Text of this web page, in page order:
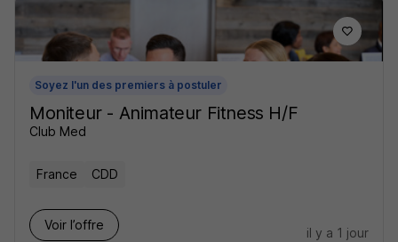
Soyez l'un des premiers à postuler
Moniteur - Animateur Fitness H/F
Club Med
France CDD
Voir l’offre
il y a 1 jour